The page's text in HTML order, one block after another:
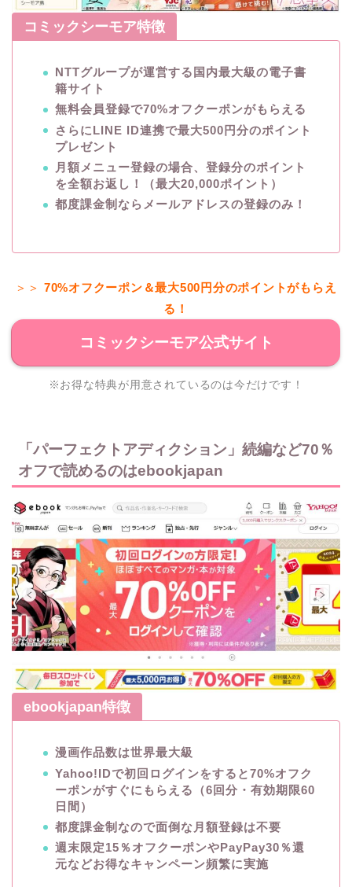
コミックシーモア特徴
NTTグループが運営する国内最大級の電子書
籍サイト
無料会員登録で70%オフクーポンがもらえる
さらにLINE ID連携で最大500円分のポイント
プレゼント
月額メニュー登録の場合、登録分のポイント
を全額お返し！（最大20,000ポイント）
都度課金制ならメールアドレスの登録のみ！
＞＞ 70%オフクーポン＆最大500円分のポイントがもらえ
る！
コミックシーモア公式サイト
※お得な特典が用意されているのは今だけです！
「パーフェクトアディクション」続編など70％
オフで読めるのはebookjapan
ebookjapan特徴
漫画作品数は世界最大級
Yahoo!IDで初回ログインをすると70%オフク
ーポンがすぐにもらえる（6回分・有効期限60
日間）
都度課金制なので面倒な月額登録は不要
週末限定15％オフクーポンやPayPay30％還
元などお得なキャンペーン頻繁に実施